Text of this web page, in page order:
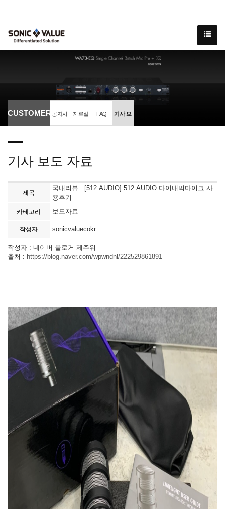
CUSTOMER 공지사 자료실 FAQ 기사 보
기사 보도 자료
제목
국내리뷰 : [512 AUDIO] 512 AUDIO 다이내믹마이크 사
용후기
카테고리 보도자료
작성자 sonicvaluecokr
작성자 : 네이버 블로거 제주위
출처 : https://blog.naver.com/wpwndnl/222529861891